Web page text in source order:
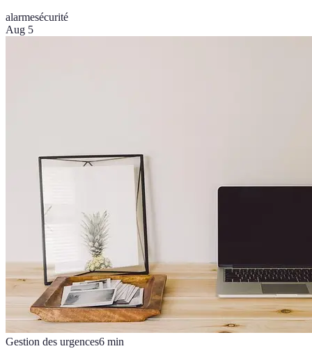
alarmesécurité
Aug 5
Gestion des urgences6 min